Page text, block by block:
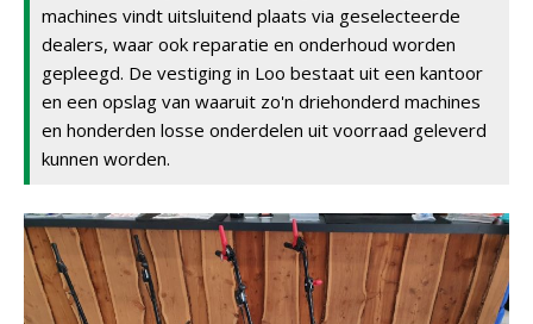
machines vindt uitsluitend plaats via geselecteerde
dealers, waar ook reparatie en onderhoud worden
gepleegd. De vestiging in Loo bestaat uit een kantoor
en een opslag van waaruit zo'n driehonderd machines
en honderden losse onderdelen uit voorraad geleverd
kunnen worden.